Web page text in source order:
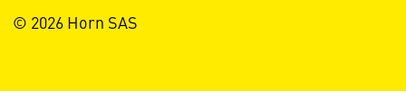
© 2026 Horn SAS